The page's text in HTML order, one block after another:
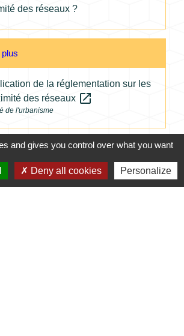
des réseaux ?
de la réglementation sur les
des réseaux open_in_new
de l'urbanisme
une erreur sur cette page
and gives you control over what you want
Deny all cookies Personalize